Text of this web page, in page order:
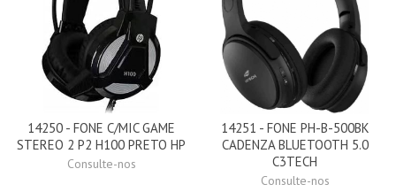
14250 - FONE C/MIC GAME
STEREO 2 P2 H100 PRETO HP
Consulte-nos
14251 - FONE PH-B-500BK
CADENZA BLUETOOTH 5.0
C3TECH
Consulte-nos